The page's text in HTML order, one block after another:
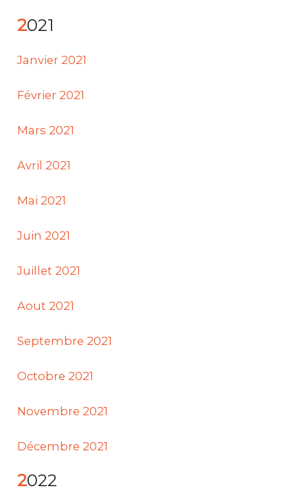
2021
Janvier 2021
Février 2021
Mars 2021
Avril 2021
Mai 2021
Juin 2021
Juillet 2021
Aout 2021
Septembre 2021
Octobre 2021
Novembre 2021
Décembre 2021
2022